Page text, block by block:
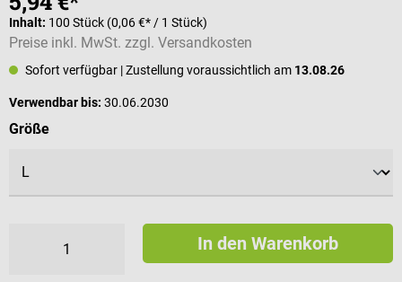
Inhalt: 100 Stück (0,06 €* / 1 Stück)
Preise inkl. MwSt. zzgl. Versandkosten
Sofort verfügbar | Zustellung voraussichtlich am 13.08.26
Verwendbar bis: 30.06.2030
Größeauswählen
In den Warenkorb